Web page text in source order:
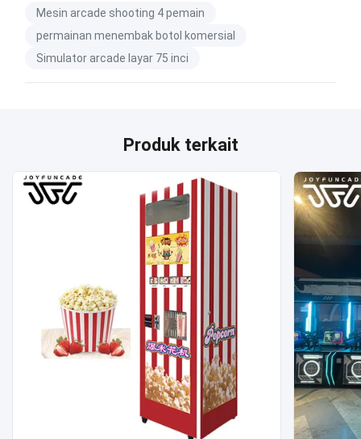
Mesin arcade shooting 4 pemain
permainan menembak botol komersial
Simulator arcade layar 75 inci
Produk terkait